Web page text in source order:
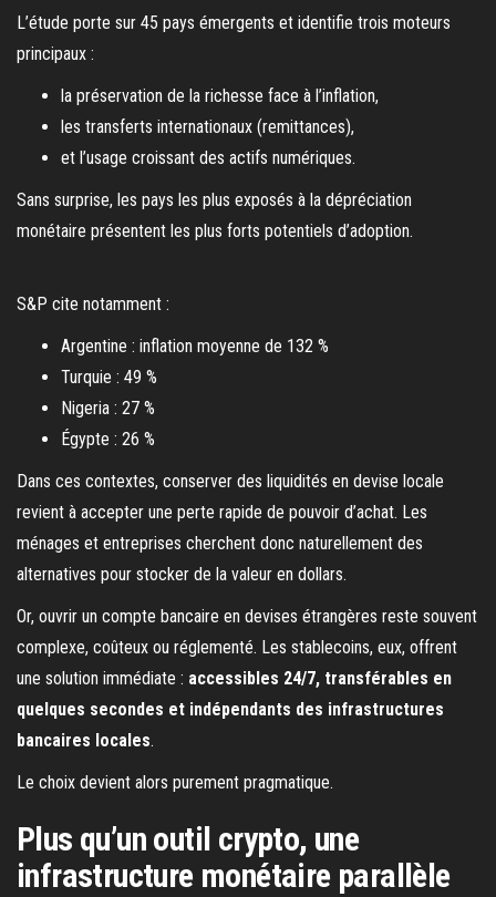
L’étude porte sur 45 pays émergents et identifie trois moteurs
principaux :
la préservation de la richesse face à l’inflation,
les transferts internationaux (remittances),
et l’usage croissant des actifs numériques.
Sans surprise, les pays les plus exposés à la dépréciation
monétaire présentent les plus forts potentiels d’adoption.
S&P cite notamment :
Argentine : inflation moyenne de 132 %
Turquie : 49 %
Nigeria : 27 %
Égypte : 26 %
Dans ces contextes, conserver des liquidités en devise locale
revient à accepter une perte rapide de pouvoir d’achat. Les
ménages et entreprises cherchent donc naturellement des
alternatives pour stocker de la valeur en dollars.
Or, ouvrir un compte bancaire en devises étrangères reste souvent
complexe, coûteux ou réglementé. Les stablecoins, eux, offrent
une solution immédiate : accessibles 24/7, transférables en
quelques secondes et indépendants des infrastructures
bancaires locales.
Le choix devient alors purement pragmatique.
Plus qu’un outil crypto, une
infrastructure monétaire parallèle